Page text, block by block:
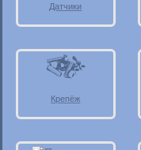
Датчики
Крепёж